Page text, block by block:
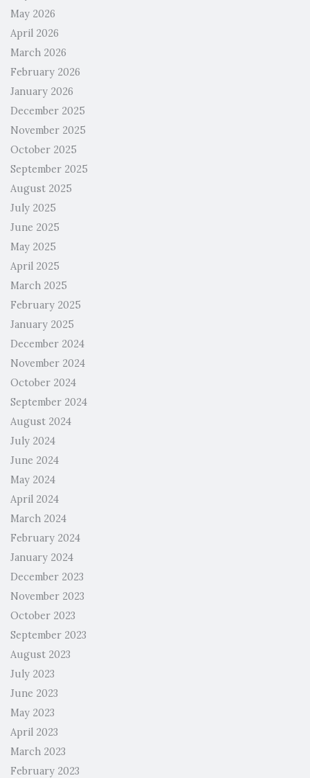
May 2026
April 2026
March 2026
February 2026
January 2026
December 2025
November 2025
October 2025
September 2025
August 2025
July 2025
June 2025
May 2025
April 2025
March 2025
February 2025
January 2025
December 2024
November 2024
October 2024
September 2024
August 2024
July 2024
June 2024
May 2024
April 2024
March 2024
February 2024
January 2024
December 2023
November 2023
October 2023
September 2023
August 2023
July 2023
June 2023
May 2023
April 2023
March 2023
February 2023